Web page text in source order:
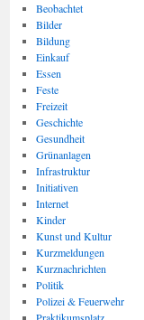
Beobachtet
Bilder
Bildung
Einkauf
Essen
Feste
Freizeit
Geschichte
Gesundheit
Grünanlagen
Infrastruktur
Initiativen
Internet
Kinder
Kunst und Kultur
Kurzmeldungen
Kurznachrichten
Politik
Polizei & Feuerwehr